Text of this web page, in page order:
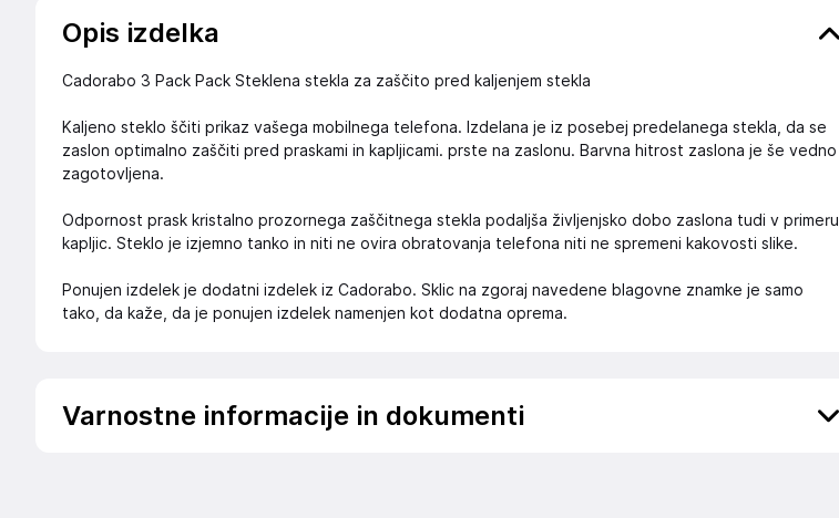
Opis izdelka
Cadorabo 3 Pack Pack Steklena stekla za zaščito pred kaljenjem stekla
Kaljeno steklo ščiti prikaz vašega mobilnega telefona. Izdelana je iz posebej predelanega stekla, da se
zaslon optimalno zaščiti pred praskami in kapljicami. prste na zaslonu. Barvna hitrost zaslona je še vedno
zagotovljena.
Odpornost prask kristalno prozornega zaščitnega stekla podaljša življenjsko dobo zaslona tudi v primeru
kapljic. Steklo je izjemno tanko in niti ne ovira obratovanja telefona niti ne spremeni kakovosti slike.
Ponujen izdelek je dodatni izdelek iz Cadorabo. Sklic na zgoraj navedene blagovne znamke je samo
tako, da kaže, da je ponujen izdelek namenjen kot dodatna oprema.
Varnostne informacije in dokumenti